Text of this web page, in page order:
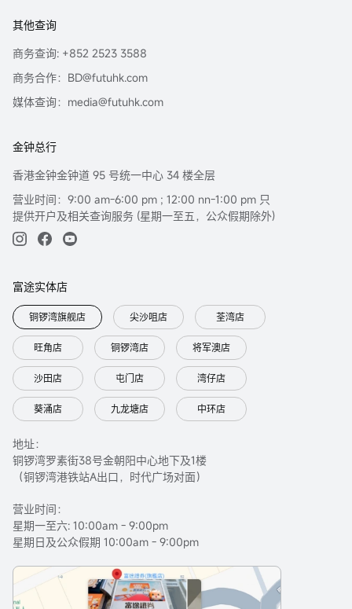
其他查询
商务查询: +852 2523 3588
商务合作：BD@futuhk.com
媒体查询：media@futuhk.com
金钟总行
香港金钟金钟道 95 号统一中心 34 楼全层
营业时间：9:00 am-6:00 pm ; 12:00 nn-1:00 pm 只
提供开户及相关查询服务 (星期一至五，公众假期除外)
富途实体店
铜锣湾旗舰店 尖沙咀店 荃湾店
旺角店 铜锣湾店 将军澳店
沙田店 屯门店 湾仔店
葵涌店 九龙塘店 中环店
地址：
铜锣湾罗素街38号金朝阳中心地下及1楼
（铜锣湾港铁站A出口，时代广场对面）
营业时间：
星期一至六: 10:00am - 9:00pm
星期日及公众假期 10:00am - 9:00pm